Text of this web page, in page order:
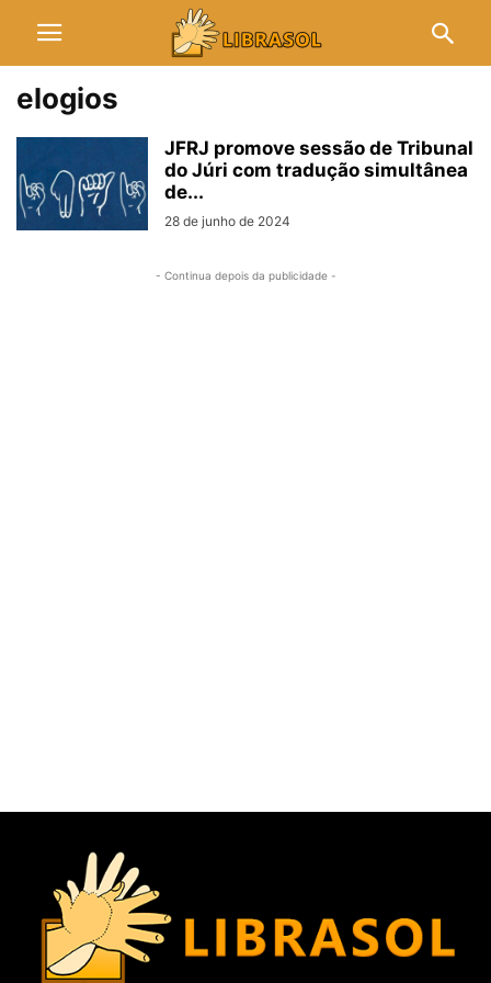
elogios
JFRJ promove sessão de Tribunal
do Júri com tradução simultânea
de...
28 de junho de 2024
- Continua depois da publicidade -